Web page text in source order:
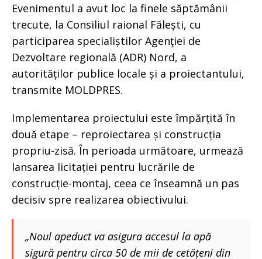
Evenimentul a avut loc la finele săptămânii
trecute, la Consiliul raional Fălești, cu
participarea specialiștilor Agenţiei de
Dezvoltare regională (ADR) Nord, a
autorităților publice locale și a proiectantului,
transmite MOLDPRES.
Implementarea proiectului este împărțită în
două etape – reproiectarea și construcția
propriu-zisă. În perioada următoare, urmează
lansarea licitației pentru lucrările de
construcție-montaj, ceea ce înseamnă un pas
decisiv spre realizarea obiectivului.
„Noul apeduct va asigura accesul la apă
sigură pentru circa 50 de mii de cetățeni din